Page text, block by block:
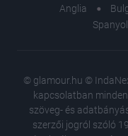
Anglia
© glamour.hu ©
kapcsolatban
szöveg- és
szerzői jogról szóló